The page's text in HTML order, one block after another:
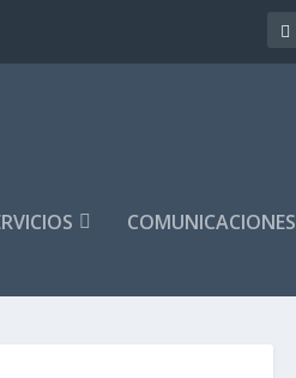
COMUNICACIONES